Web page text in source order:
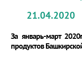
21.04.2020
За январь-март
продуктов